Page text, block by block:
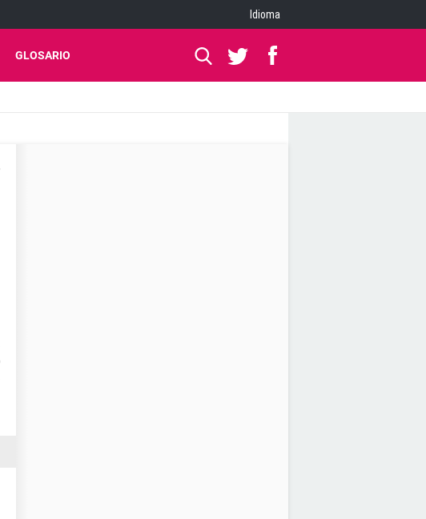
Idioma
GLOSARIO